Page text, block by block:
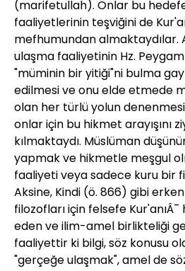
(marifetullah). Onlar bu
faaliyetlerinin teşviğini de
mefhumundan almaktaydılar.
ulaşma faaliyetinin Hz.
"müminin bir yitiği"ni bulma
edilmesi ve onu elde etmede
olan her türlü yolun
onlar için bu hikmet arayışını
kılmaktaydı. Müslüman
yapmak ve hikmetle meşgul
faaliyeti veya sadece kuru bir
Aksine, Kindi (ö. 866) gibi
filozofları için felsefe
eden ve ilim-amel birlikteliği
faaliyettir ki bilgi, söz konusu
"gerçeğe ulaşmak", amel de